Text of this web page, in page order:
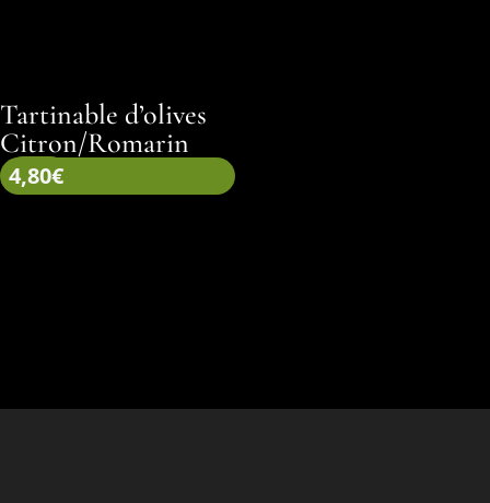
Tartinable d’olives
Citron/Romarin
4,80€